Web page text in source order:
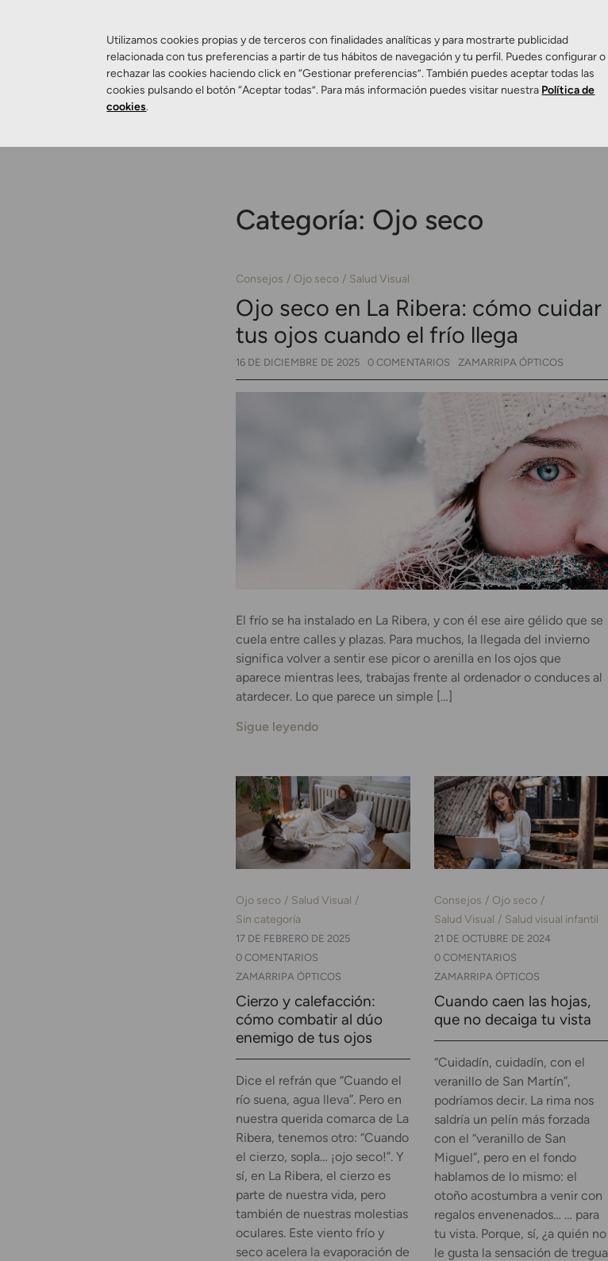
Salud Visual Ojo seco Control de miopía
Categoría: Ojo seco
Consejos Ojo seco Salud Visual
Ojo seco en La Ribera: cómo cuidar
tus ojos cuando el frío llega
16 DE DICIEMBRE DE 2025 0 COMENTARIOS ZAMARRIPA ÓPTICOS
El frío se ha instalado en La Ribera, y con él ese aire gélido que se
cuela entre calles y plazas. Para muchos, la llegada del invierno
significa volver a sentir ese picor o arenilla en los ojos que
aparece mientras lees, trabajas frente al ordenador o conduces al
atardecer. Lo que parece un simple […]
Sigue leyendo
Ojo seco
Salud Visual
Sin categoría
17 DE FEBRERO DE 2025
0 COMENTARIOS
ZAMARRIPA ÓPTICOS
Cierzo y calefacción:
cómo combatir al dúo
enemigo de tus ojos
Dice el refrán que “Cuando el
río suena, agua lleva”. Pero en
nuestra querida comarca de La
Ribera, tenemos otro: “Cuando
el cierzo, sopla… ¡ojo seco!”. Y
sí, en La Ribera, el cierzo es
parte de nuestra vida, pero
también de nuestras molestias
oculares. Este viento frío y
seco acelera la evaporación de
Consejos
Ojo seco
Salud Visual
Salud visual infantil
21 DE OCTUBRE DE 2024
0 COMENTARIOS
ZAMARRIPA ÓPTICOS
Cuando caen las hojas,
que no decaiga tu vista
“Cuidadín, cuidadín, con el
veranillo de San Martín”,
podríamos decir. La rima nos
saldría un pelín más forzada
con el “veranillo de San
Miguel”, pero en el fondo
hablamos de lo mismo: el
otoño acostumbra a venir con
regalos envenenados… … para
tu vista. Porque, sí, ¿a quién no
le gusta la sensación de tregua
Utilizamos cookies propias y de terceros con finalidades analíticas y para mostrarte publicidad
relacionada con tus preferencias a partir de tus hábitos de navegación y tu perfil. Puedes configurar o
rechazar las cookies haciendo click en “Gestionar preferencias”. También puedes aceptar todas las
cookies pulsando el botón “Aceptar todas”. Para más información puedes visitar nuestra Política de
cookies.